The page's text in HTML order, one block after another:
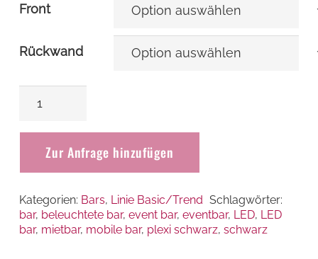
Front
Rückwand
Menge
Zur Anfrage hinzufügen
Kategorien: Bars, Linie Basic/Trend Schlagwörter:
bar, beleuchtete bar, event bar, eventbar, LED, LED
bar, mietbar, mobile bar, plexi schwarz, schwarz